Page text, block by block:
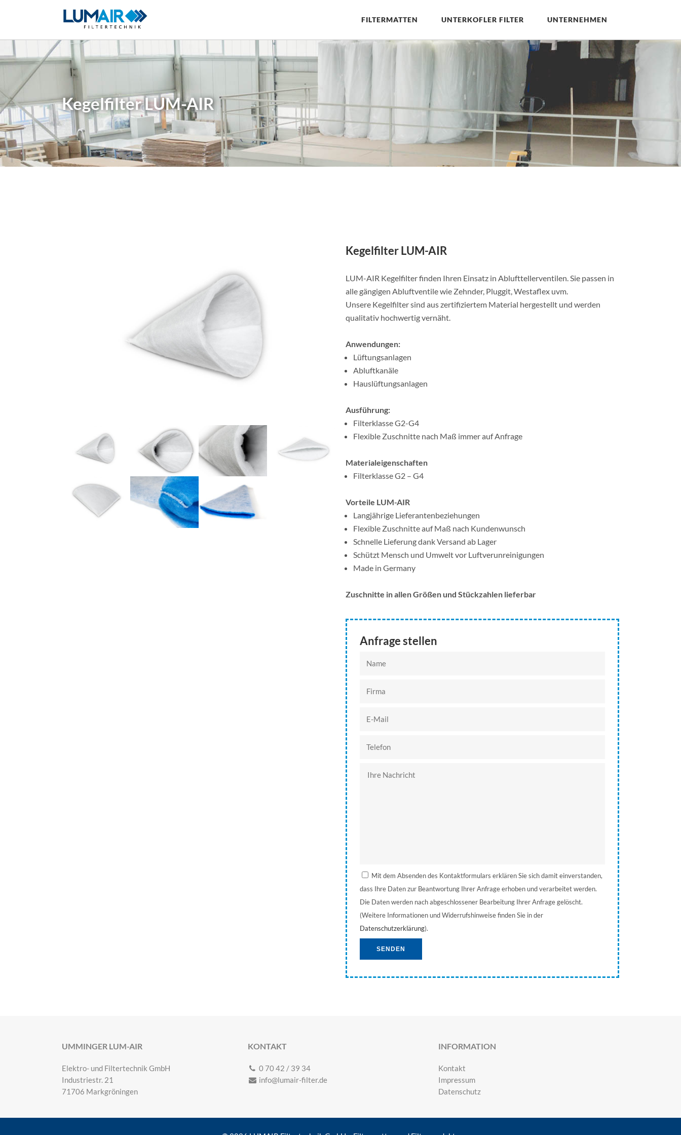
FILTERMATTEN UNTERKOFLER FILTER UNTERNEHMEN
Kegelfilter LUM-AIR
Kegelfilter LUM-AIR
LUM-AIR Kegelfilter finden Ihren Einsatz in Ablufttellerventilen. Sie passen in
alle gängigen Abluftventile wie Zehnder, Pluggit, Westaflex uvm.
Unsere Kegelfilter sind aus zertifiziertem Material hergestellt und werden
qualitativ hochwertig vernäht.
Anwendungen:
Lüftungsanlagen
Abluftkanäle
Hauslüftungsanlagen
Ausführung:
Filterklasse G2-G4
Flexible Zuschnitte nach Maß immer auf Anfrage
Materialeigenschaften
Filterklasse G2 – G4
Vorteile LUM-AIR
Langjährige Lieferantenbeziehungen
Flexible Zuschnitte auf Maß nach Kundenwunsch
Schnelle Lieferung dank Versand ab Lager
Schützt Mensch und Umwelt vor Luftverunreinigungen
Made in Germany
Zuschnitte in allen Größen und Stückzahlen lieferbar
Anfrage stellen
Mit dem Absenden des Kontaktformulars erklären Sie sich damit einverstanden,
dass Ihre Daten zur Beantwortung Ihrer Anfrage erhoben und verarbeitet werden.
Die Daten werden nach abgeschlossener Bearbeitung Ihrer Anfrage gelöscht.
(Weitere Informationen und Widerrufshinweise finden Sie in der
Datenschutzerklärung).
UMMINGER LUM-AIR
Elektro- und Filtertechnik GmbH
Industriestr. 21
71706 Markgröningen
KONTAKT
0 70 42 / 39 34
info@lumair-filter.de
INFORMATION
Kontakt
Impressum
Datenschutz